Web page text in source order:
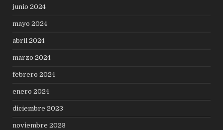
junio 2024
mayo 2024
abril 2024
marzo 2024
febrero 2024
enero 2024
diciembre 2023
noviembre 2023